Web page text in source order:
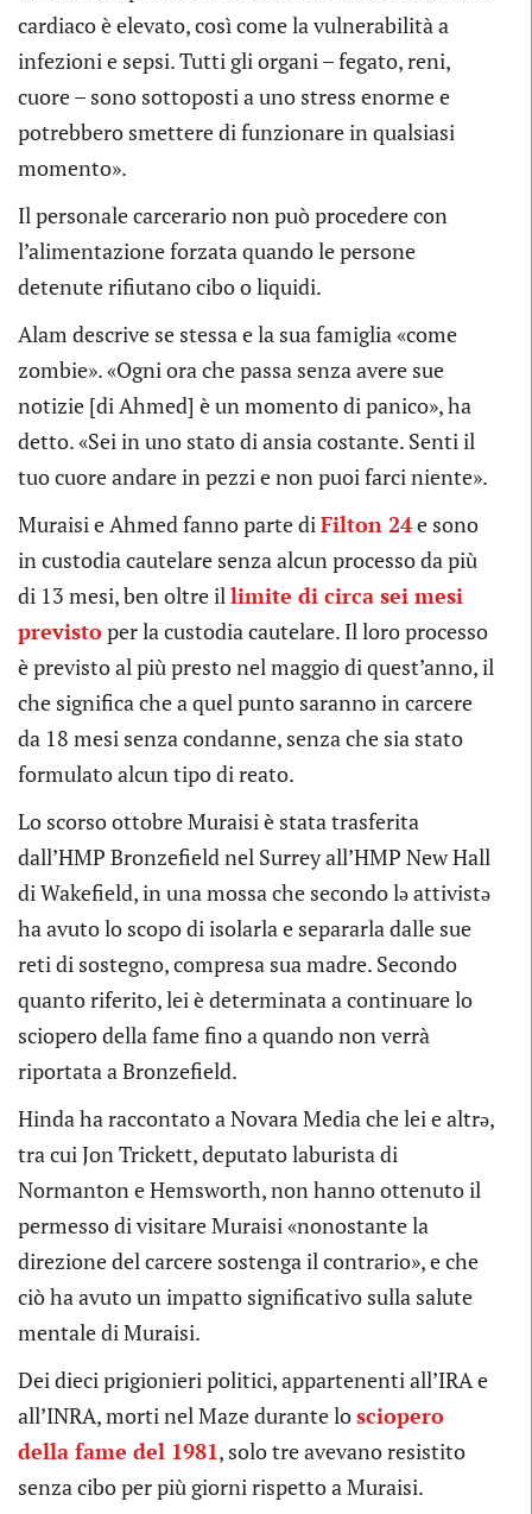
cardiaco è elevato, così come la vulnerabilità a
infezioni e sepsi. Tutti gli organi – fegato, reni,
cuore – sono sottoposti a uno stress enorme e
potrebbero smettere di funzionare in qualsiasi
momento».
Il personale carcerario non può procedere con
l’alimentazione forzata quando le persone
detenute rifiutano cibo o liquidi.
Alam descrive se stessa e la sua famiglia «come
zombie». «Ogni ora che passa senza avere sue
notizie [di Ahmed] è un momento di panico», ha
detto. «Sei in uno stato di ansia costante. Senti il
tuo cuore andare in pezzi e non puoi farci niente».
Muraisi e Ahmed fanno parte diFilton 24e sono
in custodia cautelare senza alcun processo da più
di 13 mesi, ben oltre illimite di circa sei mesi
previstoper la custodia cautelare. Il loro processo
è previsto al più presto nel maggio di quest’anno, il
che significa che a quel punto saranno in carcere
da 18 mesi senza condanne, senza che sia stato
formulato alcun tipo di reato.
Lo scorso ottobre Muraisi è stata trasferita
dall’HMP Bronzefield nel Surrey all’HMP New Hall
di Wakefield, in una mossa che secondo lə attivistə
ha avuto lo scopo di isolarla e separarla dalle sue
reti di sostegno, compresa sua madre. Secondo
quanto riferito, lei è determinata a continuare lo
sciopero della fame fino a quando non verrà
riportata a Bronzefield.
Hinda ha raccontato a Novara Media che lei e altrə,
tra cui Jon Trickett, deputato laburista di
Normanton e Hemsworth, non hanno ottenuto il
permesso di visitare Muraisi «nonostante la
direzione del carcere sostenga il contrario», e che
ciò ha avuto un impatto significativo sulla salute
mentale di Muraisi.
Dei dieci prigionieri politici, appartenenti all’IRA e
all’INRA, morti nel Maze durante losciopero
della fame del 1981, solo tre avevano resistito
senza cibo per più giorni rispetto a Muraisi.